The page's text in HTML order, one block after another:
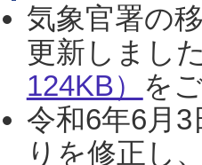
気象官署の
更新しまし
124KB） を
令和6年6月
りを修正し